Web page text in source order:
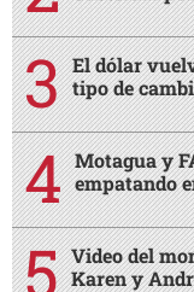
El dólar
tipo de
Motagua y
empatando
Video del
Karen y